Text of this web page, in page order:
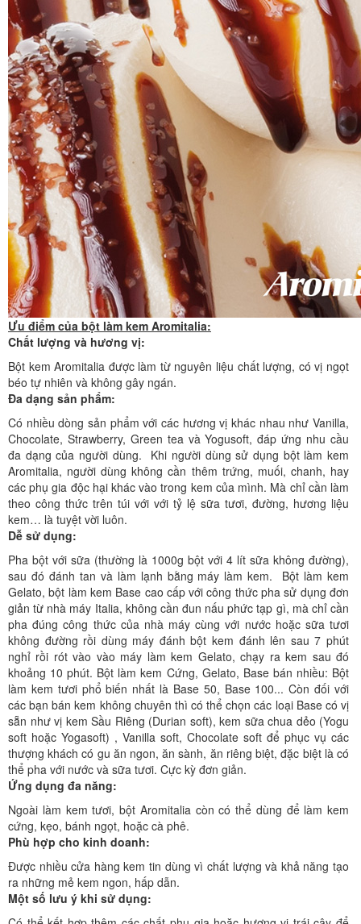
Ưu điểm của bột làm kem Aromitalia:
Chất lượng và hương vị:
Bột kem Aromitalia được làm từ nguyên liệu chất lượng, có vị ngọt
béo tự nhiên và không gây ngán.
Đa dạng sản phẩm:
Có nhiều dòng sản phẩm với các hương vị khác nhau như Vanilla,
Chocolate, Strawberry, Green tea và Yogusoft, đáp ứng nhu cầu
đa dạng của người dùng. Khi người dùng sử dụng bột làm kem
Aromitalia, người dùng không cần thêm trứng, muối, chanh, hay
các phụ gia độc hại khác vào trong kem của mình. Mà chỉ cần làm
theo công thức trên túi với với tỷ lệ sữa tươi, đường, hương liệu
kem… là tuyệt vời luôn.
Dễ sử dụng:
Pha bột với sữa (thường là 1000g bột với 4 lít sữa không đường),
sau đó đánh tan và làm lạnh bằng máy làm kem. Bột làm kem
Gelato, bột làm kem Base cao cấp với công thức pha sử dụng đơn
giản từ nhà máy Italia, không cần đun nấu phức tạp gì, mà chỉ cần
pha đúng công thức của nhà máy cùng với nước hoặc sữa tươi
không đường rồi dùng máy đánh bột kem đánh lên sau 7 phút
nghỉ rồi rót vào vào máy làm kem Gelato, chạy ra kem sau đó
khoảng 10 phút. Bột làm kem Cứng, Gelato, Base bán nhiều: Bột
làm kem tươi phổ biến nhất là Base 50, Base 100... Còn đối với
các bạn bán kem không chuyên thì có thể chọn các loại Base có vị
sẵn như vị kem Sầu Riêng (Durian soft), kem sữa chua dẻo (Yogu
soft hoặc Yogasoft) , Vanilla soft, Chocolate soft để phục vụ các
thượng khách có gu ăn ngon, ăn sành, ăn riêng biệt, đặc biệt là có
thể pha với nước và sữa tươi. Cực kỳ đơn giản.
Ứng dụng đa năng:
Ngoài làm kem tươi, bột Aromitalia còn có thể dùng để làm kem
cứng, kẹo, bánh ngọt, hoặc cà phê.
Phù hợp cho kinh doanh:
Được nhiều cửa hàng kem tin dùng vì chất lượng và khả năng tạo
ra những mẻ kem ngon, hấp dẫn.
Một số lưu ý khi sử dụng: